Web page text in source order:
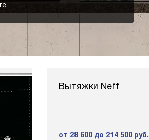
Вытяжки Neff
от 28 600 до 214 500 руб.